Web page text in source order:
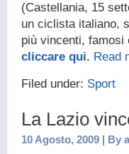
(Castellania, 15
un ciclista italiano,
più vincenti, famosi
cliccare qui. Read
Filed under: Sport
La Lazio
10 Agosto, 2009 | By